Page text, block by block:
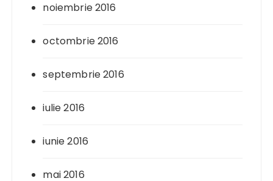
noiembrie 2016
octombrie 2016
septembrie 2016
iulie 2016
iunie 2016
mai 2016